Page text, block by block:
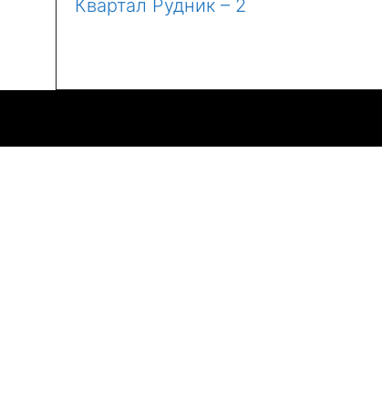
Квартал Рудник – 2